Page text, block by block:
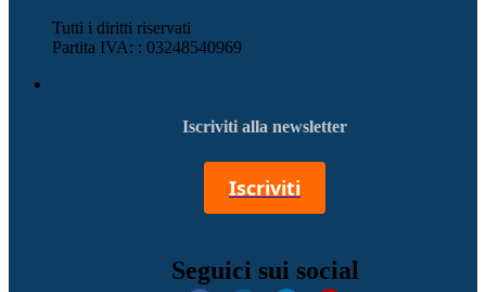
Tutti i diritti riservati
Partita IVA: : 03248540969
Iscriviti alla newsletter
Iscriviti
Seguici sui social